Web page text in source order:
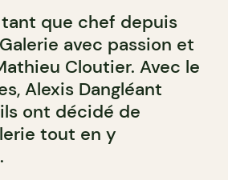
que chef depuis
avec passion et
Cloutier. Avec le
Alexis Dangléant
ont décidé de
tout en y